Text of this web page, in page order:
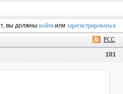
вы должны войтиили зарегистрироваться
РСС
101